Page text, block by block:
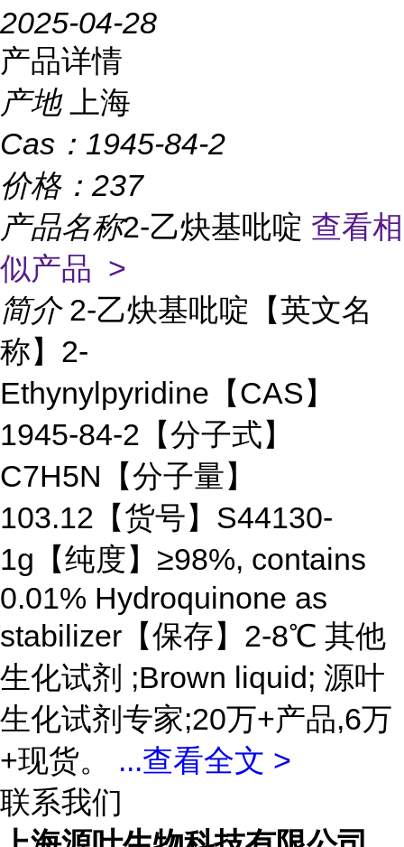
2025-04-28
产品详情
产地
上海
Cas： 1945-84-2
价格： 237
产品名称2-乙炔基吡啶 查看相
似产品 >
简介 2-乙炔基吡啶【英文名
称】2-
Ethynylpyridine【CAS】
1945-84-2【分子式】
C7H5N【分子量】
103.12【货号】S44130-
1g【纯度】≥98%, contains
0.01% Hydroquinone as
stabilizer【保存】2-8℃ 其他
生化试剂 ;Brown liquid; 源叶
生化试剂专家;20万+产品,6万
+现货。 ...查看全文 >
联系我们